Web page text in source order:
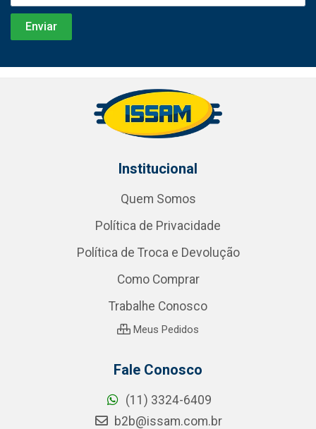
Institucional
Quem Somos
Política de Privacidade
Política de Troca e Devolução
Como Comprar
Trabalhe Conosco
Meus Pedidos
Fale Conosco
(11) 3324-6409
b2b@issam.com.br